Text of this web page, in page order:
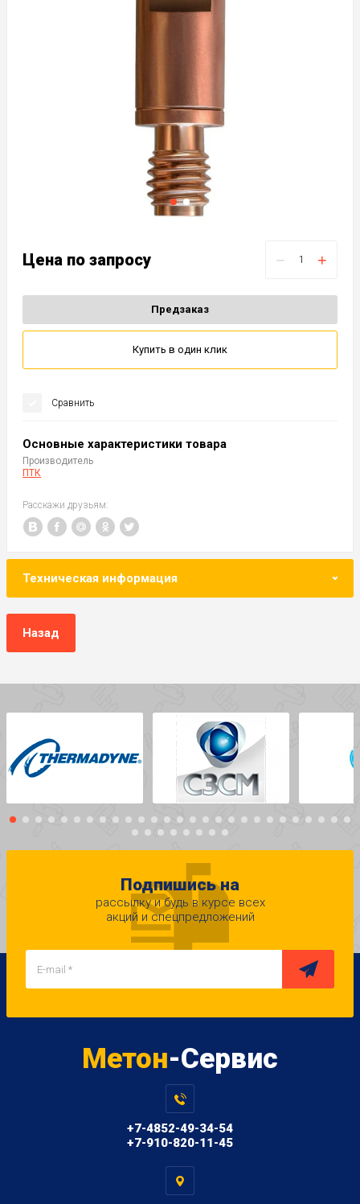
Цена по запросу − +
Предзаказ
Купить в один клик
Сравнить
Основные характеристики товара
Производитель
ПТК
Расскажи друзьям:
Техническая информация
Назад
Подпишись на
рассылку и будь в курсе всех
акций и спецпредложений
Метон-Сервис
+7-4852-49-34-54
+7-910-820-11-45